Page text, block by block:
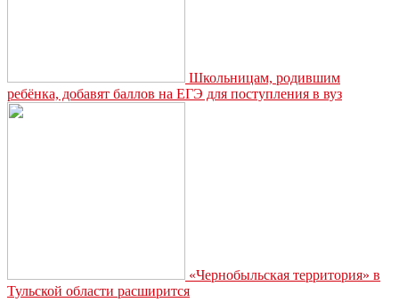
Школьницам, родившим
ребёнка, добавят баллов на ЕГЭ для поступления в вуз
«Чернобыльская территория» в
Тульской области расширится